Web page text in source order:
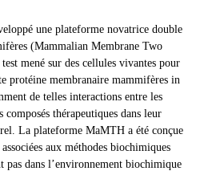
une plateforme novatrice double
(Mammalian Membrane Two
mené sur des cellules vivantes pour
protéine membranaire mammifères in
de telles interactions entre les
thérapeutiques dans leur
La plateforme MaMTH a été conçue
aux méthodes biochimiques
pas dans l’environnement biochimique